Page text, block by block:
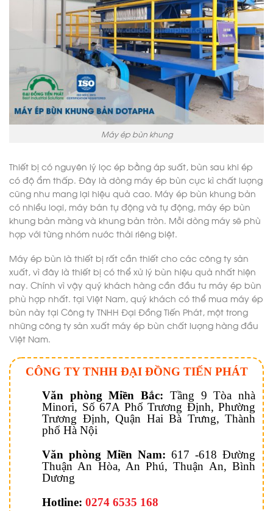
Máy ép bùn khung
Thiết bị có nguyên lý lọc ép bằng áp suất, bùn sau khi ép
có độ ẩm thấp. Đây là dòng máy ép bùn cực kì chất lượng
cũng như mang lại hiệu quả cao. Máy ép bùn khung bản
có nhiều loại, máy bán tự động và tự động, máy ép bùn
khung bản màng và khung bản tròn. Mỗi dòng máy sẽ phù
hợp với từng nhóm nước thải riêng biệt.
Máy ép bùn là thiết bị rất cần thiết cho các công ty sản
xuất, vì đây là thiết bị có thể xử lý bùn hiệu quả nhất hiện
nay. Chính vì vậy quý khách hàng cần đầu tư máy ép bùn
phù hợp nhất. tại Việt Nam, quý khách có thể mua máy ép
bùn này tại Công ty TNHH Đại Đồng Tiến Phát, một trong
những công ty sản xuất máy ép bùn chất lượng hàng đầu
Việt Nam.
CÔNG TY TNHH ĐẠI ĐỒNG TIẾN PHÁT
Văn phòng Miền Bắc: Tầng 9 Tòa nhà
Minori, Số 67A Phố Trương Định, Phường
Trương Định, Quận Hai Bà Trưng, Thành
phố Hà Nội
Văn phòng Miền Nam: 617 -618 Đường
Thuận An Hòa, An Phú, Thuận An, Bình
Dương
Hotline: 0274 6535 168